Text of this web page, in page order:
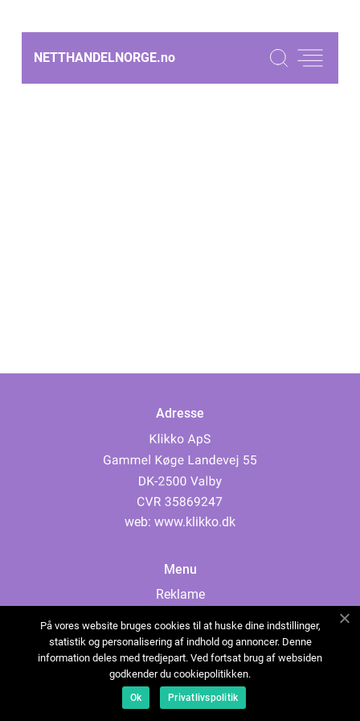
NETTHANDELNORGE.no
Adresse
web: www.klikko.dk
Menu
Reklame
Cookies
Kontakt Oss
Sitemap
På vores website bruges cookies til at huske dine indstillinger,
statistik og personalisering af indhold og annoncer. Denne
information deles med tredjepart. Ved fortsat brug af websiden
godkender du cookiepolitikken.
Ok Privatlivspolitik